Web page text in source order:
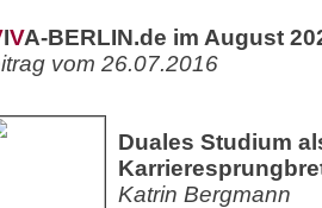
IVA-BERLIN.de im August
vom 26.07.2016
Duales Studium
Katrin Bergmann